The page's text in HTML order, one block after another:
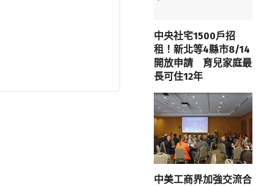
中央社宅1500戶招
租！新北等4縣市8/14
開放申請 育兒家庭最
長可住12年
中美工商界加強交流合